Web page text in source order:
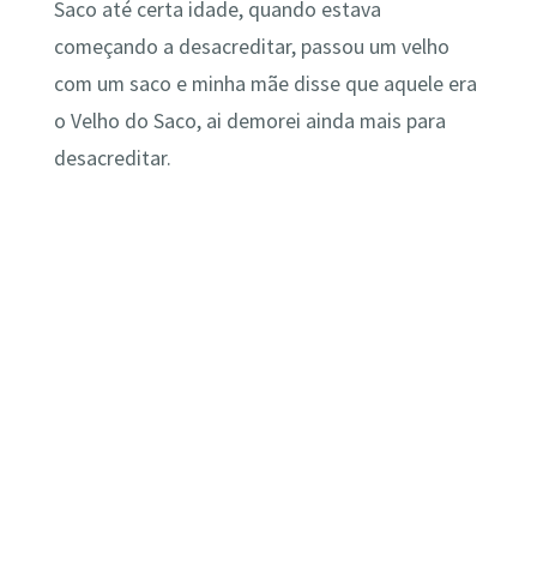
Saco até certa idade, quando estava
começando a desacreditar, passou um velho
com um saco e minha mãe disse que aquele era
o Velho do Saco, ai demorei ainda mais para
desacreditar.